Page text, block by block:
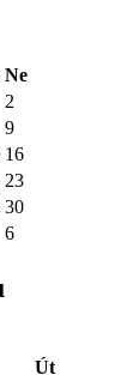
Ne
2
9
16
23
30
6
Út